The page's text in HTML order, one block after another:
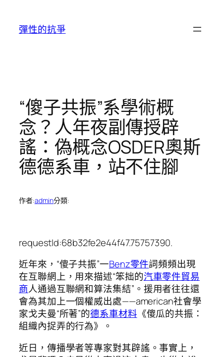
彈性的抗爭
“傻子共振”系學術概
念？人年夜副傳授辟
謠：偽概念OSDER奧斯
德德系車，站不住腳
作者:admin分類:
requestId:68b32fe2e44f47.75757390.
近年來，“傻子共振”一Benz零件詞頻頻出現
在互聯網上，用來描述“笨拙的汽車零件貿易
商人通過互聯網和算法集結”。援用者往往還
會為其加上一個權威出處——american社會學
家戈夫曼“所著”的德系車材料 《傻瓜的共振：
組織內捉弄的行為》。
近日，傳播學者等專家對其辟謠。事實上，